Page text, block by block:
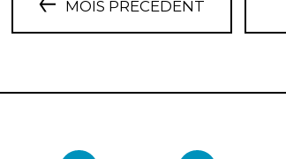
MOIS PRÉCÉDENT